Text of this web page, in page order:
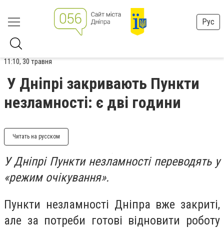
Рус
11:10, 30 травня
У Дніпрі закривають Пункти
незламності: є дві години
Читать на русском
У Дніпрі Пункти незламності переводять у
«режим очікування».
Пункти незламності Дніпра вже закриті,
але за потреби готові відновити роботу